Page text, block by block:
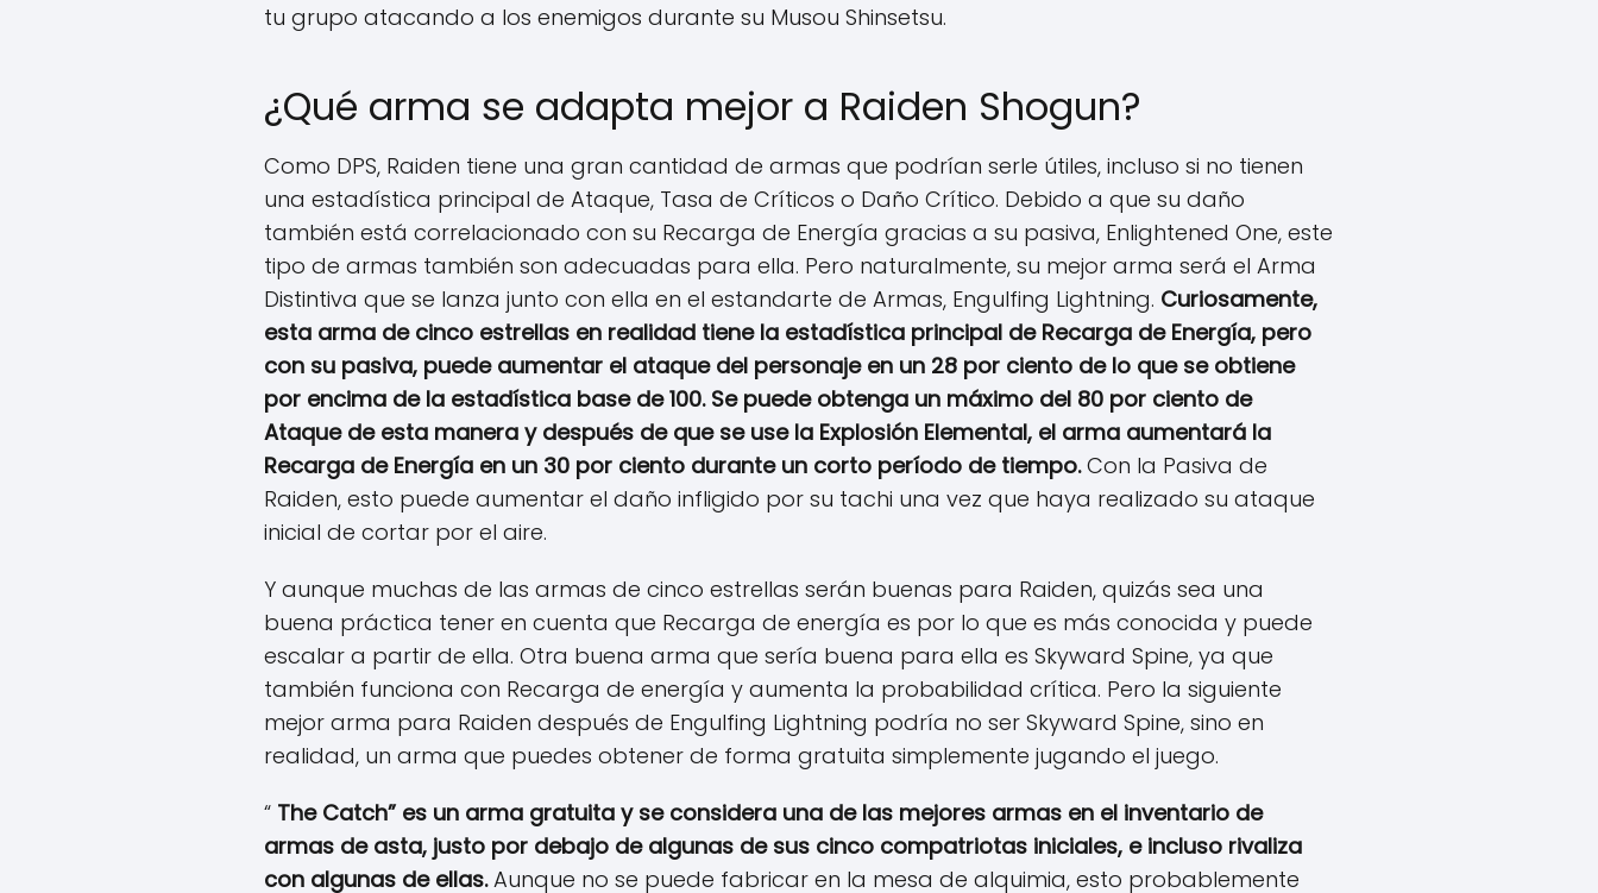
tu grupo atacando a los enemigos durante su Musou Shinsetsu.
¿Qué arma se adapta mejor a Raiden Shogun?
Como DPS, Raiden tiene una gran cantidad de armas que podrían serle útiles, incluso si no tienen
una estadística principal de Ataque, Tasa de Críticos o Daño Crítico. Debido a que su daño
también está correlacionado con su Recarga de Energía gracias a su pasiva, Enlightened One, este
tipo de armas también son adecuadas para ella. Pero naturalmente, su mejor arma será el Arma
Distintiva que se lanza junto con ella en el estandarte de Armas, Engulfing Lightning. Curiosamente,
esta arma de cinco estrellas en realidad tiene la estadística principal de Recarga de Energía, pero
con su pasiva, puede aumentar el ataque del personaje en un 28 por ciento de lo que se obtiene
por encima de la estadística base de 100. Se puede obtenga un máximo del 80 por ciento de
Ataque de esta manera y después de que se use la Explosión Elemental, el arma aumentará la
Recarga de Energía en un 30 por ciento durante un corto período de tiempo.Con la Pasiva de
Raiden, esto puede aumentar el daño infligido por su tachi una vez que haya realizado su ataque
inicial de cortar por el aire.
Y aunque muchas de las armas de cinco estrellas serán buenas para Raiden, quizás sea una
buena práctica tener en cuenta que Recarga de energía es por lo que es más conocida y puede
escalar a partir de ella. Otra buena arma que sería buena para ella es Skyward Spine, ya que
también funciona con Recarga de energía y aumenta la probabilidad crítica. Pero la siguiente
mejor arma para Raiden después de Engulfing Lightning podría no ser Skyward Spine, sino en
realidad, un arma que puedes obtener de forma gratuita simplemente jugando el juego.
“ The Catch” es un arma gratuita y se considera una de las mejores armas en el inventario de
armas de asta, justo por debajo de algunas de sus cinco compatriotas iniciales, e incluso rivaliza
con algunas de ellas.Aunque no se puede fabricar en la mesa de alquimia, esto probablemente